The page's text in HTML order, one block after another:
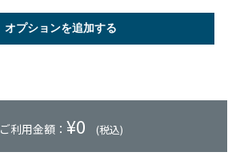
オプションを追加する
ご利用金額： ¥0 (税込)